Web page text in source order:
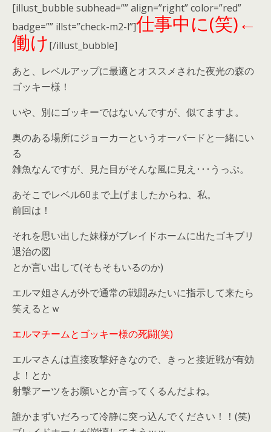
[illust_bubble subhead=”” align=”right” color=”red”
badge=”” illst=”check-m2-l”]仕事中に(笑)←
働け[/illust_bubble]
あと、レベルアップに最適とオススメされた夜光の森の
ゴッキー様！
いや、別にゴッキーではないんですが、似てますよ。
奥のある場所にジョーカーというオーバードと一緒にい
る
雑魚なんですが、見た目がそんな風に見え･･･うっぷ。
あそこでレベル60まで上げましたからね、私。
前回は！
それを思い出した妹様がブレイドホームに出たゴキブリ
退治の図
とか言い出して(そもそもいるのか)
エルマ姐さんが外で通常の戦闘みたいに指示して来たら
笑えるとｗ
エルマチームとゴッキー様の死闘(笑)
エルマさんは直接攻撃好きなので、きっと接近戦が有効
よ！とか
射撃アーツをお願いとか言ってくるんだよね。
誰かまずいだろって冷静に突っ込んでください！！(笑)